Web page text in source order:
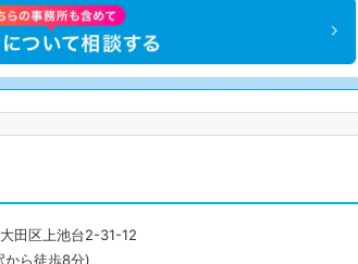
田区上池台2-31-12
から徒歩8分)